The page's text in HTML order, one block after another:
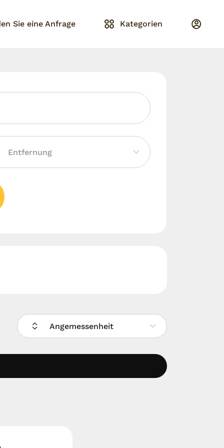
Sie eine Anfrage Kategorien
Angemessenheit